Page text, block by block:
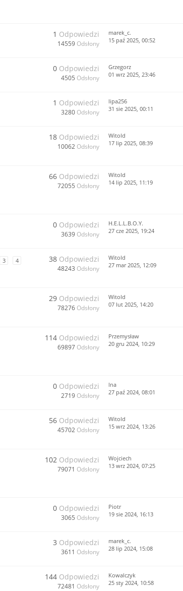
1 Odpowiedzi
14559 Odsłony
marek_c.
15 paź 2025, 00:52
0 Odpowiedzi
4505 Odsłony
Grzegorz
01 wrz 2025, 23:46
1 Odpowiedzi
3280 Odsłony
lipa256
31 sie 2025, 00:11
18 Odpowiedzi
10062 Odsłony
Witold
17 lip 2025, 08:39
66 Odpowiedzi
72055 Odsłony
Witold
14 lip 2025, 11:19
0 Odpowiedzi
3639 Odsłony
H.E.L.L.B.O.Y.
27 cze 2025, 19:24
3 4 38 Odpowiedzi
48243 Odsłony
Witold
27 mar 2025, 12:09
29 Odpowiedzi
78276 Odsłony
Witold
07 lut 2025, 14:20
114 Odpowiedzi
69897 Odsłony
Przemysław
20 gru 2024, 10:29
0 Odpowiedzi
2719 Odsłony
lna
27 paź 2024, 08:01
56 Odpowiedzi
45702 Odsłony
Witold
15 wrz 2024, 13:26
102 Odpowiedzi
79071 Odsłony
Wojciech
13 wrz 2024, 07:25
0 Odpowiedzi
3065 Odsłony
Piotr
19 sie 2024, 16:13
3 Odpowiedzi
3611 Odsłony
marek_c.
28 lip 2024, 15:08
144 Odpowiedzi
72481 Odsłony
Kowalczyk
25 sty 2024, 10:58